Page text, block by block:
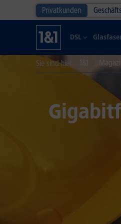
Privatkunden
DSL
Sie sind hier 1&1